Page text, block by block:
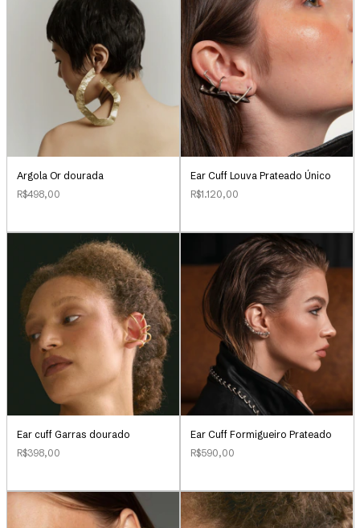
Argola Or dourada
R$498,00
Ear Cuff Louva Prateado Único
R$1.120,00
Ear cuff Garras dourado
R$398,00
Ear Cuff Formigueiro Prateado
R$590,00